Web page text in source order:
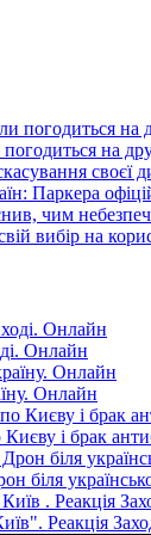
на
своєї
Паркера
чим
вибір на
Онлайн
Онлайн
і брак
біля
Реакція